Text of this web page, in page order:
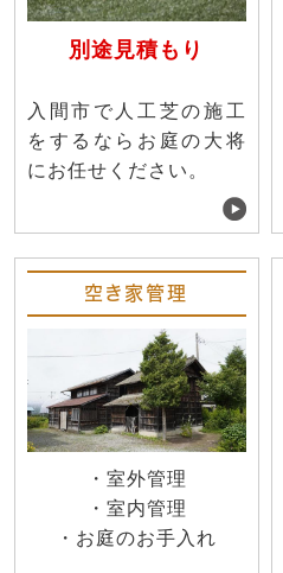
別途見積もり
入間市で人工芝の施工
をするならお庭の大将
にお任せください。
空き家管理
・室外管理
・室内管理
・お庭のお手入れ